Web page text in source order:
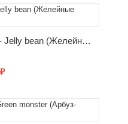
Табак Malaysian Tobacco - Jelly bean (Желейные конфеты) 50 гр.